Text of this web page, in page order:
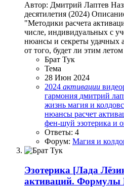
Автор: Дмитрий Лаптев
десятилетия (2024)
"Методики расчета
числе, индивидуальных с
нюансы и секреты удачных
от того, будет ли этим
Брат Тук
Тема
28 Июн 2024
2024 активации
гармония дмитрий
жизнь магия и
нюансы расчет
фен-шуй эзотерика и
Ответы: 4
Форум: Магия и
Эзотерика [Лада
активаций. Формулы